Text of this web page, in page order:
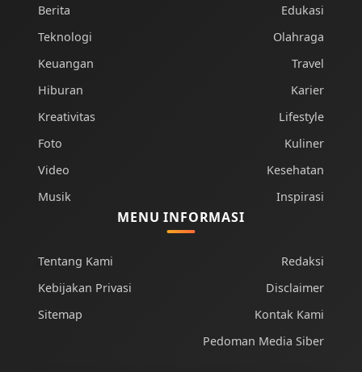
Berita
Teknologi
Keuangan
Hiburan
Kreativitas
Foto
Video
Musik
Edukasi
Olahraga
Travel
Karier
Lifestyle
Kuliner
Kesehatan
Inspirasi
MENU INFORMASI
Tentang Kami
Kebijakan Privasi
Sitemap
Redaksi
Disclaimer
Kontak Kami
Pedoman Media Siber